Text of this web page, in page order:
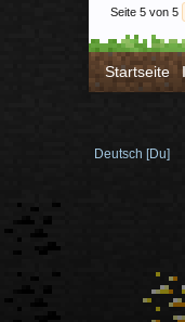
Seite 5 von 5
Startseite
Deutsch [Du]